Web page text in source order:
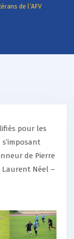
de l’AFV
pour les
de Pierre
Laurent Néel –